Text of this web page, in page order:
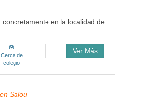
, concretamente en la localidad de
Cerca de
colegio
Ver Más
Salou